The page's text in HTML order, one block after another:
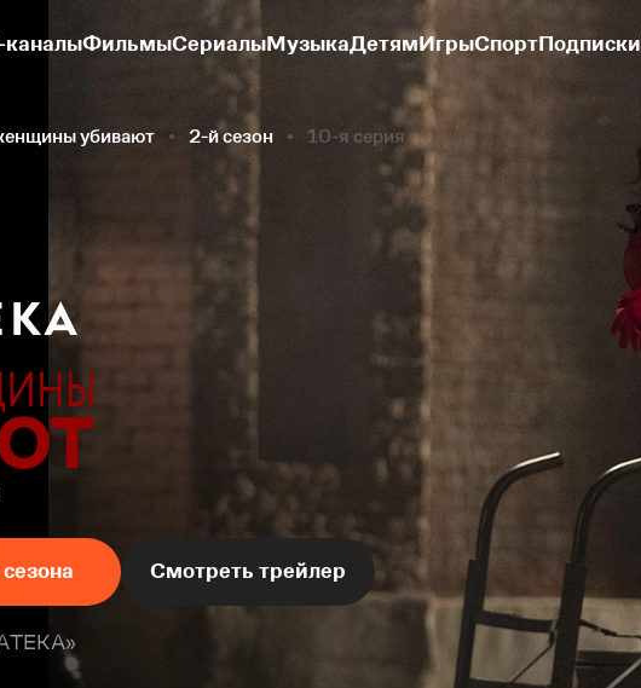
ФильмыСериалыМузыкаДетямИгрыСпортПодписки
убивают 2-й сезон 10-я серия
Смотреть трейлер